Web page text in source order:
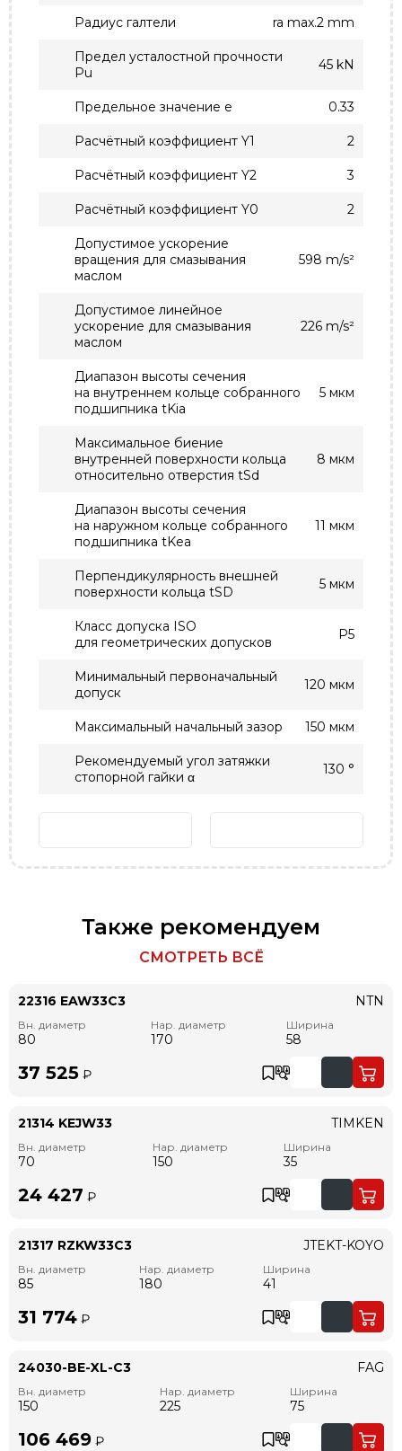
Радиус галтели ra max.2 mm
Предел усталостной прочности
Pu
45 kN
Предельное значение e 0.33
Расчётный коэффициент Y1 2
Расчётный коэффициент Y2 3
Расчётный коэффициент Y0 2
Допустимое ускорение
вращения для смазывания
маслом
598 m/s²
Допустимое линейное
ускорение для смазывания
маслом
226 m/s²
Диапазон высоты сечения
на внутреннем кольце собранного
подшипника tKia
5 мкм
Максимальное биение
внутренней поверхности кольца
относительно отверстия tSd
8 мкм
Диапазон высоты сечения
на наружном кольце собранного
подшипника tKea
11 мкм
Перпендикулярность внешней
поверхности кольца tSD
5 мкм
Класс допуска ISO
для геометрических допусков
P5
Минимальный первоначальный
допуск
120 мкм
Максимальный начальный зазор 150 мкм
Рекомендуемый угол затяжки
стопорной гайки α
130 °
Также рекомендуем
СМОТРЕТЬ ВСЁ
22316 EAW33C3
Вн. диаметр
80
Нар. диаметр
170
Ширина
58
NTN
37 525 ₽
21314 KEJW33
Вн. диаметр
70
Нар. диаметр
150
Ширина
35
TIMKEN
24 427 ₽
21317 RZKW33C3
Вн. диаметр
85
Нар. диаметр
180
Ширина
41
JTEKT-KOYO
31 774 ₽
24030-BE-XL-C3
Вн. диаметр
150
Нар. диаметр
225
Ширина
75
FAG
106 469 ₽